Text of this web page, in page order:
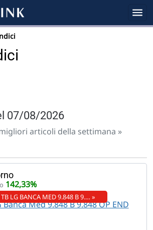
07/08/2026
articoli della settimana »
142,33%
TB LG BANCA MED 9.848 B 9.… »